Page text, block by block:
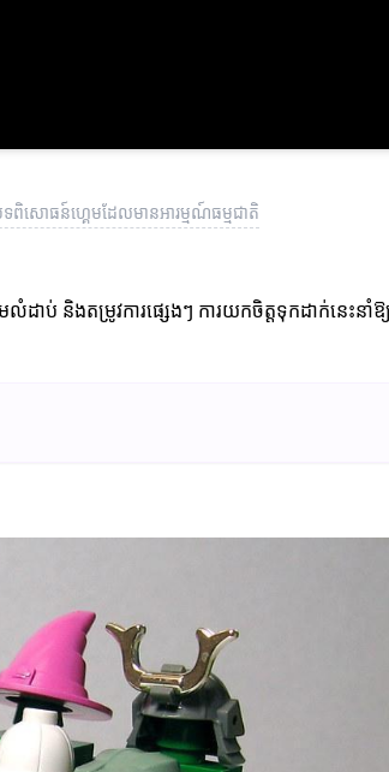
សោធន៍ហ្គេមដែលមានអារម្មណ៍ធម្មជាតិ
ប់ និងតម្រូវការផ្សេងៗ ការយកចិត្តទុកដាក់នេះនាំឱ្